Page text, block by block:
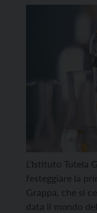
della
L’Istituto Tutela
festeggiare la
Grappa, che si
data il mondo